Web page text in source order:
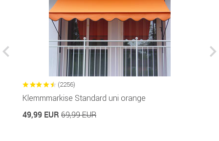
(2256)
Klemmmarkise Standard uni orange
49,99 EUR 69,99 EUR